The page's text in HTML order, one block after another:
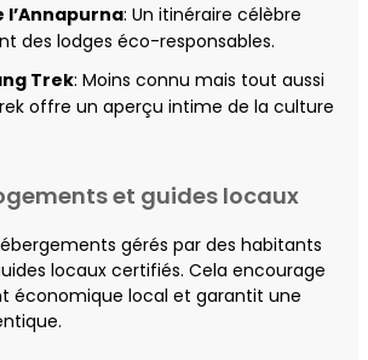
l’Annapurna: Un itinéraire célèbre
des lodges éco-responsables.
Trek: Moins connu mais tout aussi
offre un aperçu intime de la culture
et guides locaux
gérés par des habitants
locaux certifiés. Cela encourage
économique local et garantit une